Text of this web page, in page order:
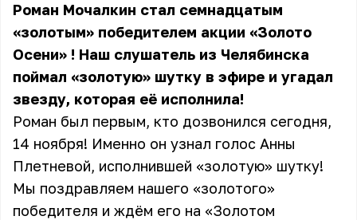
Роман Мочалкин стал семнадцатым
«золотым» победителем акции «Золото
Осени» ! Наш слушатель из Челябинска
поймал «золотую» шутку в эфире и угадал
звезду, которая её исполнила!
Роман был первым, кто дозвонился сегодня,
14 ноября! Именно он узнал голос Анны
Плетневой, исполнившей «золотую» шутку!
Мы поздравляем нашего «золотого»
победителя и ждём его на «Золотом